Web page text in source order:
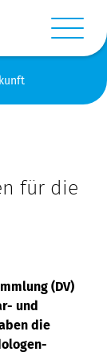
Menü
für die
(DV)
und
die